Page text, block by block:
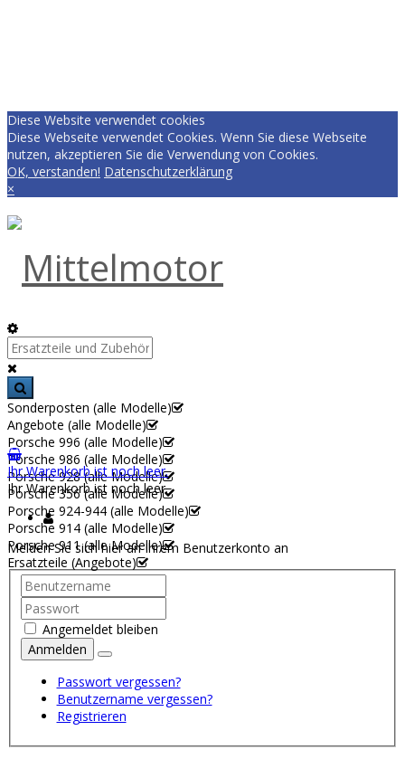
Diese Website verwendet cookies
Diese Webseite verwendet Cookies. Wenn Sie diese Webseite
nutzen, akzeptieren Sie die Verwendung von Cookies.
OK, verstanden! Datenschutzerklärung
×
Sonderposten (alle Modelle)
Angebote (alle Modelle)
Porsche 996 (alle Modelle)
Porsche 986 (alle Modelle)
Porsche 928 (alle Modelle)
Porsche 356 (alle Modelle)
Porsche 924-944 (alle Modelle)
Porsche 914 (alle Modelle)
Porsche 911 (alle Modelle)
Ersatzteile (Angebote)
Ihr Warenkorb ist noch leer.
Ihr Warenkorb ist noch leer.
Melden Sie sich hier an Ihrem Benutzerkonto an
Angemeldet bleiben
Anmelden
Passwort vergessen?
Benutzername vergessen?
Registrieren